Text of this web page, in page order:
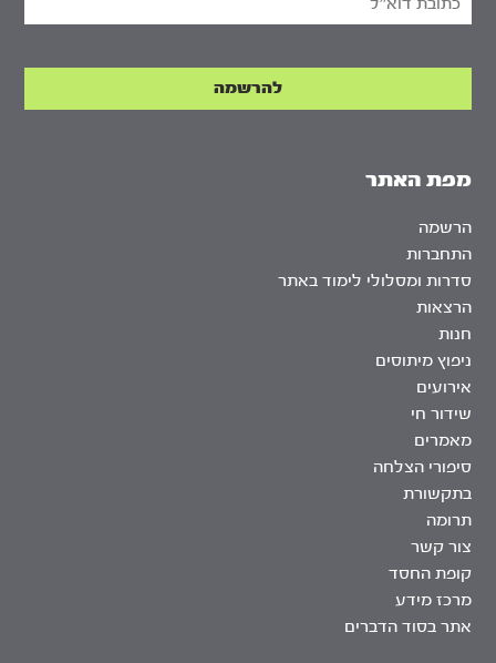
מפת האתר
הרשמה
התחברות
סדרות ומסלולי לימוד באתר
הרצאות
חנות
ניפוץ מיתוסים
אירועים
שידור חי
מאמרים
סיפורי הצלחה
בתקשורת
תרומה
צור קשר
קופת החסד
מרכז מידע
אתר בסוד הדברים